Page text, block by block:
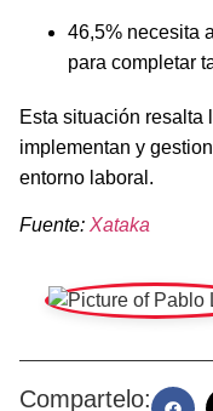
46,5% necesita
para completar
Esta situación resalta
implementan y
entorno laboral.
Fuente: Xataka
Compartelo: